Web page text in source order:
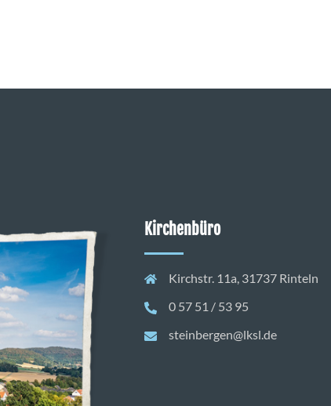
Kirchenbüro
Kirchstr. 11a, 31737 Rinteln
0 57 51 / 53 95
steinbergen@lksl.de